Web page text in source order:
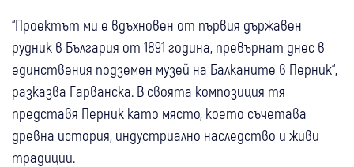
“Проектът ми е вдъхновен от първия държавен
рудник в България от 1891 година, превърнат днес в
единствения подземен музей на Балканите в Перник“,
разказва Гарванска. В своята композиция тя
представя Перник като място, което съчетава
древна история, индустриално наследство и живи
традиции.